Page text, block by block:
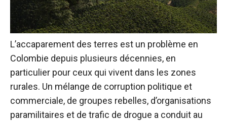
L’accaparement des terres est un problème en
Colombie depuis plusieurs décennies, en
particulier pour ceux qui vivent dans les zones
rurales. Un mélange de corruption politique et
commerciale, de groupes rebelles, d’organisations
paramilitaires et de trafic de drogue a conduit au